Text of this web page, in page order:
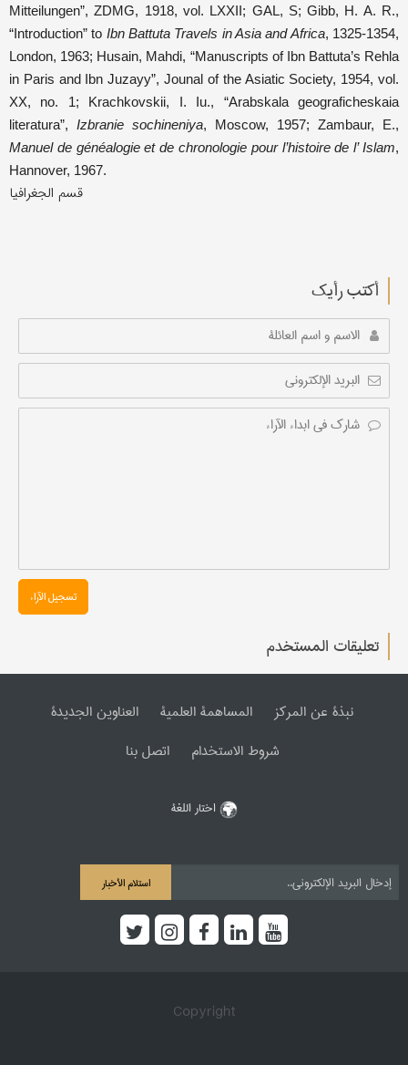
Mitteilungen”, ZDMG, 1918, vol. LXXII; GAL, S; Gibb, H. A. R.,
“Introduction” to Ibn Battuta Travels in Asia and Africa, 1325-1354,
London, 1963; Husain, Mahdi, “Manuscripts of Ibn Battuta’s Rehla
in Paris and Ibn Juzayy”, Jounal of the Asiatic Society, 1954, vol.
XX, no. 1; Krachkovskii, I. Iu., “Arabskala geograficheskaia
literatura”, Izbranie sochineniya, Moscow, 1957; Zambaur, E.,
Manuel de généalogie et de chronologie pour l’histoire de l’ Islam,
Hannover, 1967.
قسم الجغرافیا
أکتب رأیك
تسجیل الآراء
تعليقات المستخدم
نبذة عن المرکز المساهمة العلمیة
العناوین الجدیدة
شروط الاستخدام
اتصل بنا
اختار اللغة
استلام الأخبار
Copyright